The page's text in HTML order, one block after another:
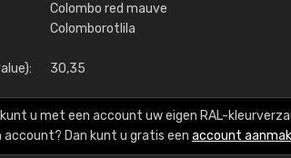
Colombo red mauve
Colomborotlila
30,35
u met een account uw eigen RAL-
account? Dan kunt u gratis een account